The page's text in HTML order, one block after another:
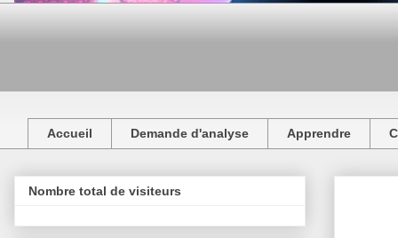
Accueil Demande d'analyse Apprendre
Nombre total de visiteurs